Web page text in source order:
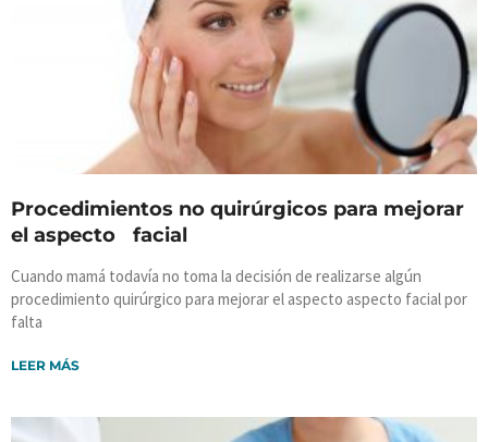
Procedimientos no quirúrgicos para mejorar
el aspecto facial
Cuando mamá todavía no toma la decisión de realizarse algún
procedimiento quirúrgico para mejorar el aspecto aspecto facial por
falta
LEER MÁS